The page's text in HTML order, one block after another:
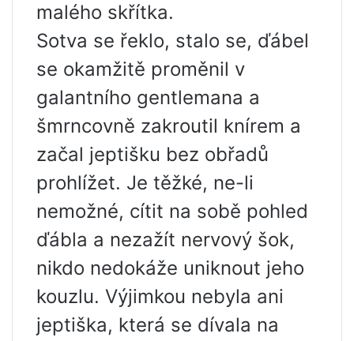
malého skřítka.
Sotva se řeklo, stalo se, ďábel
se okamžitě proměnil v
galantního gentlemana a
šmrncovně zakroutil knírem a
začal jeptišku bez obřadů
prohlížet. Je těžké, ne-li
nemožné, cítit na sobě pohled
ďábla a nezažít nervový šok,
nikdo nedokáže uniknout jeho
kouzlu. Výjimkou nebyla ani
jeptiška, která se dívala na